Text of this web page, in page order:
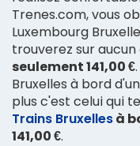
Trenes.com, vous
Luxembourg
trouverez sur
seulement 141,00 €
Bruxelles à bord
plus c'est celui qui
Trains Bruxellesà
141,00 €.